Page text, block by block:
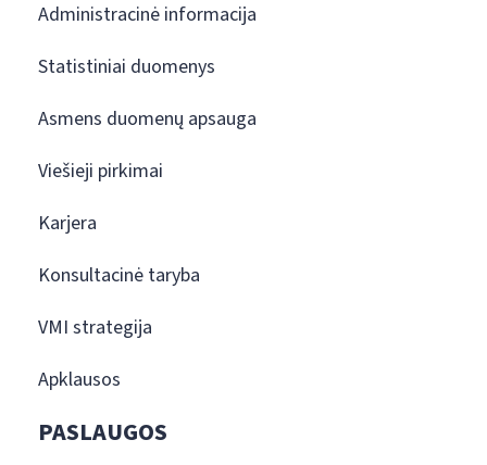
Administracinė informacija
Statistiniai duomenys
Asmens duomenų apsauga
Viešieji pirkimai
Karjera
Konsultacinė taryba
VMI strategija
Apklausos
PASLAUGOS